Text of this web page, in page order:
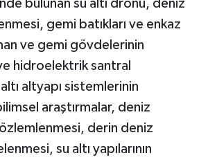
bulunan su altı dronu, deniz
gemi batıkları ve enkaz
ve gemi gövdelerinin
hidroelektrik santral
altyapı sistemlerinin
araştırmalar, deniz
derin deniz
su altı yapılarının